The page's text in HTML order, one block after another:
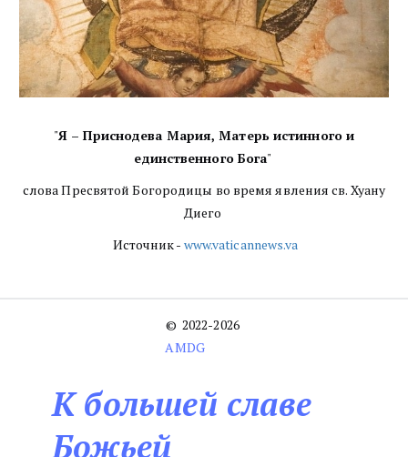
"Я – Приснодева Мария, Матерь истинного и
единственного Бога"
слова Пресвятой Богородицы во время явления св. Хуану
Диего
Источник - www.vaticannews.va
©  2022-2026
AMDG
К большей славе
Божьей